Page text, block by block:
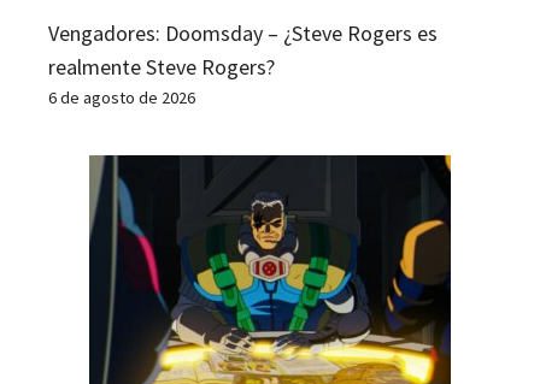
Vengadores: Doomsday – ¿Steve Rogers es
realmente Steve Rogers?
6 de agosto de 2026